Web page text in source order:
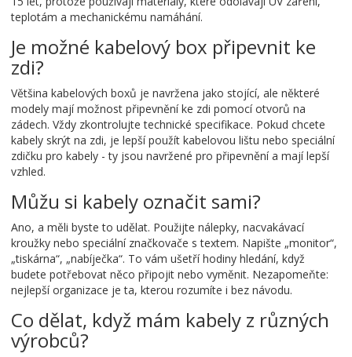
teplotám a mechanickému namáhání.
Je možné kabelový box připevnit ke
zdi?
Většina kabelových boxů je navržena jako stojící, ale některé
modely mají možnost připevnění ke zdi pomocí otvorů na
zádech. Vždy zkontrolujte technické specifikace. Pokud chcete
kabely skrýt na zdi, je lepší použít kabelovou lištu nebo speciální
zdičku pro kabely - ty jsou navržené pro připevnění a mají lepší
vzhled.
Můžu si kabely označit sami?
Ano, a měli byste to udělat. Použijte nálepky, nacvakávací
kroužky nebo speciální značkovače s textem. Napište „monitor“,
„tiskárna“, „nabíječka“. To vám ušetří hodiny hledání, když
budete potřebovat něco připojit nebo vyměnit. Nezapomeňte:
nejlepší organizace je ta, kterou rozumíte i bez návodu.
Co dělat, když mám kabely z různých
výrobců?